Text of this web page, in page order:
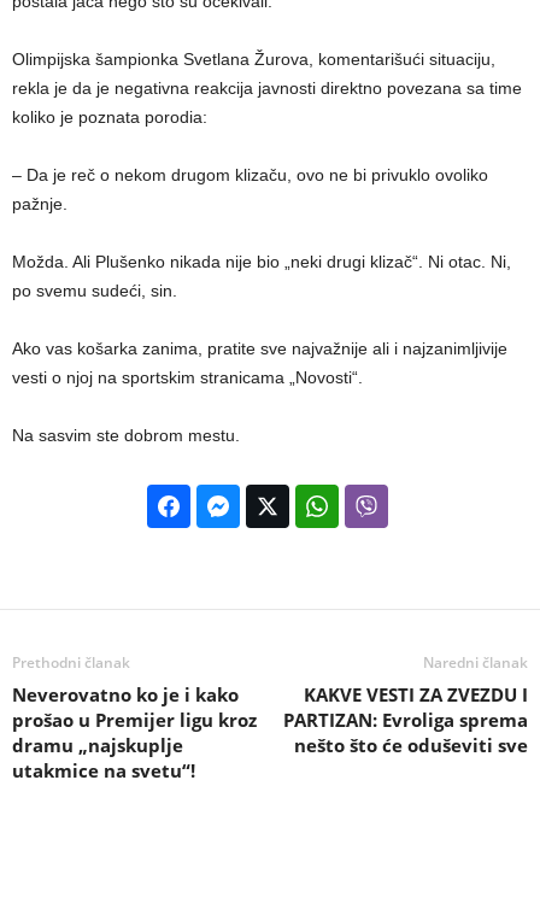
Olimpijska šampionka Svetlana Žurova, komentarišući situaciju,
rekla je da je negativna reakcija javnosti direktno povezana sa time
koliko je poznata porodia:
– Da je reč o nekom drugom klizaču, ovo ne bi privuklo ovoliko
pažnje.
Možda. Ali Plušenko nikada nije bio „neki drugi klizač“. Ni otac. Ni,
po svemu sudeći, sin.
Ako vas košarka zanima, pratite sve najvažnije ali i najzanimljivije
vesti o njoj na sportskim stranicama „Novosti“.
Na sasvim ste dobrom mestu.
Prethodni članak
Neverovatno ko je i kako
prošao u Premijer ligu kroz
dramu „najskuplje
utakmice na svetu“!
Naredni članak
KAKVE VESTI ZA ZVEZDU I
PARTIZAN: Evroliga sprema
nešto što će oduševiti sve